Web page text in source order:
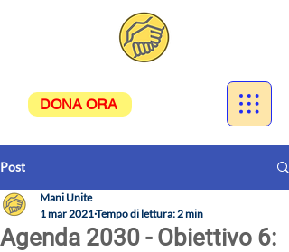
DONA ORA
Post
Agenda 2030 - Obiettivo 6:
Mani Unite
1 mar 2021Tempo di lettura: 2 min